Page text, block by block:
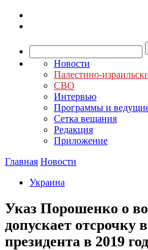
Новости
Палестино-
СВО
Интервью
Программы и
Сетка вещания
Редакция
Приложение
Главная Новости
Украина
Указ Порошенко о
допускает отсрочку
президента в 2019